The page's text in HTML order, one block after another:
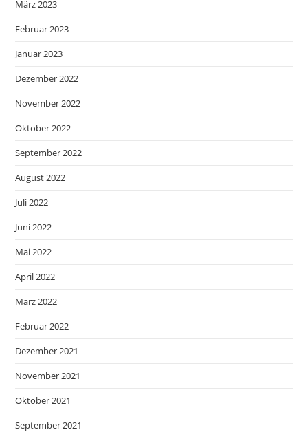
März 2023
Februar 2023
Januar 2023
Dezember 2022
November 2022
Oktober 2022
September 2022
August 2022
Juli 2022
Juni 2022
Mai 2022
April 2022
März 2022
Februar 2022
Dezember 2021
November 2021
Oktober 2021
September 2021